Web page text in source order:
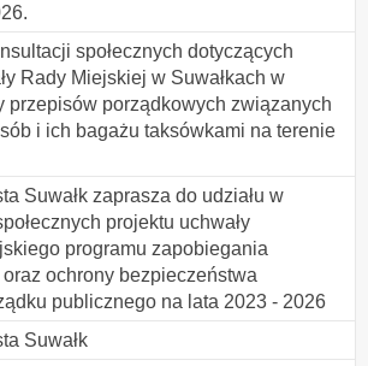
społecznych dotyczących
Rady Miejskiej w Suwałkach w
przepisów porządkowych związanych
i ich bagażu taksówkami na terenie
Suwałk zaprasza do udziału w
projektu uchwały
programu zapobiegania
ochrony bezpieczeństwa
publicznego na lata 2023 - 2026
Suwałk